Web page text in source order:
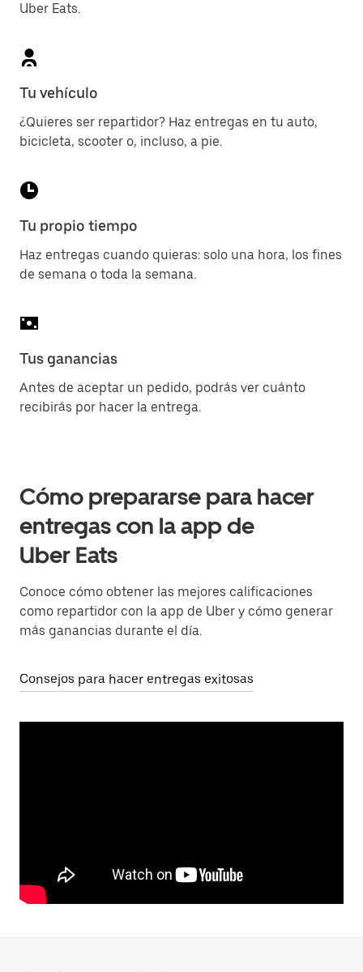
Uber Eats.
Tu vehículo
¿Quieres ser repartidor? Haz entregas en tu auto,
bicicleta, scooter o, incluso, a pie.
Tu propio tiempo
Haz entregas cuando quieras: solo una hora, los fines
de semana o toda la semana.
Tus ganancias
Antes de aceptar un pedido, podrás ver cuánto
recibirás por hacer la entrega.
Cómo prepararse para hacer
entregas con la app de
Uber Eats
Conoce cómo obtener las mejores calificaciones
como repartidor con la app de Uber y cómo generar
más ganancias durante el día.
Consejos para hacer entregas exitosas